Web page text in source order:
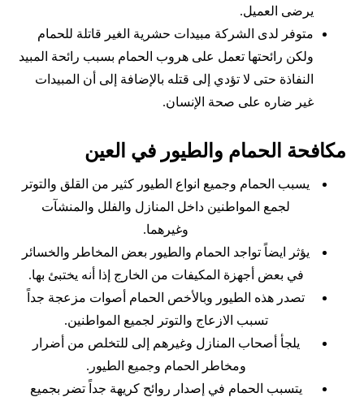
يرضى العميل.
متوفر لدى الشركة مبيدات حشرية الغير قاتلة للحمام
ولكن رائحتها تعمل على هروب الحمام بسبب رائحة المبيد
النفاذة حتى لا تؤدي إلى قتله بالإضافة إلى أن المبيدات
غير ضاره على صحة الإنسان.
مكافحة الحمام والطيور في العين
يسبب الحمام وجميع انواع الطيور كثير من القلق والتوتر
لجمع المواطنين داخل المنازل والفلل والمنشآت
وغيرهما.
يؤثر ايضاً تواجد الحمام والطيور بعض المخاطر والخسائر
في بعض أجهزة المكيفات من الخارج إذا أنه يختبئ بها.
تصدر هذه الطيور وبالأخص الحمام أصوات مزعجة جداً
تسبب الازعاج والتوتر لجميع المواطنين.
يلجأ أصحاب المنازل وغيرهم إلى للتخلص من أضرار
ومخاطر الحمام وجميع الطيور.
يتسبب الحمام في إصدار روائح كريهة جداً تضر بجميع